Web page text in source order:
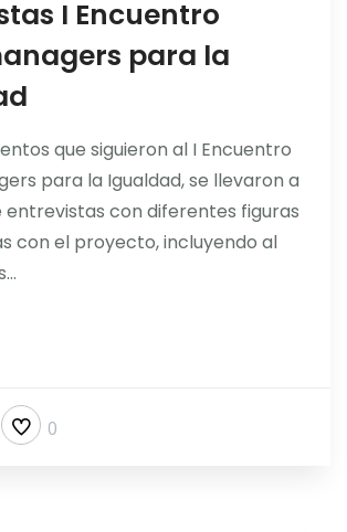
I Encuentro
para la
que siguieron al I Encuentro
para la Igualdad, se llevaron a
entrevistas con diferentes figuras
con el proyecto, incluyendo al
0